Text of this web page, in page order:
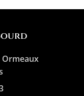
Ormeaux